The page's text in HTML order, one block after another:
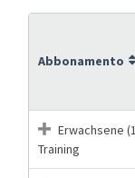
Abbonamento
Erwachsene
Training